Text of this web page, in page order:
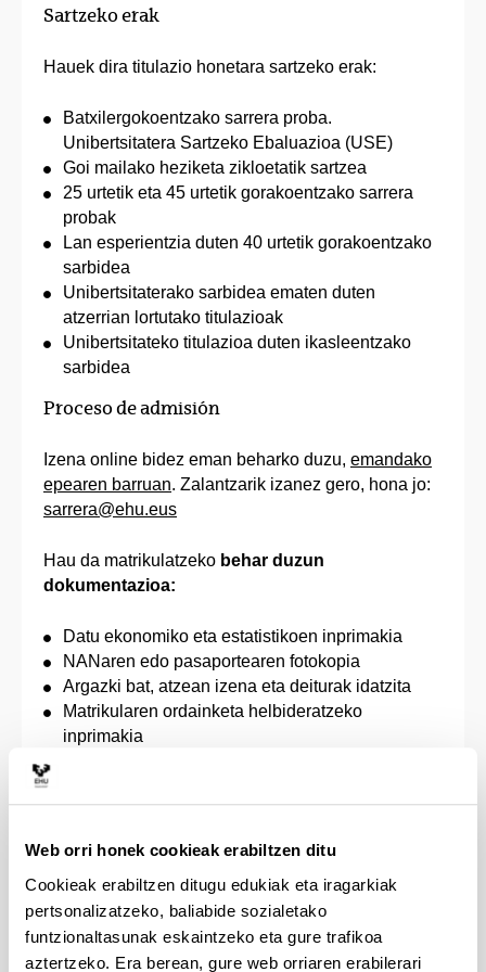
Web orri honek cookieak erabiltzen ditu
Cookieak erabiltzen ditugu edukiak eta iragarkiak
pertsonalizatzeko, baliabide sozialetako
funtzionaltasunak eskaintzeko eta gure trafikoa
aztertzeko. Era berean, gure web orriaren erabilerari
Sartzeko erak
Hauek dira titulazio honetara sartzeko erak:
Batxilergokoentzako sarrera proba.
Unibertsitatera Sartzeko Ebaluazioa (USE)
Goi mailako heziketa zikloetatik sartzea
25 urtetik eta 45 urtetik gorakoentzako sarrera
probak
Lan esperientzia duten 40 urtetik gorakoentzako
sarbidea
Unibertsitaterako sarbidea ematen duten
atzerrian lortutako titulazioak
Unibertsitateko titulazioa duten ikasleentzako
sarbidea
Proceso de admisión
Izena online bidez eman beharko duzu, emandako
epearen barruan. Zalantzarik izanez gero, hona jo:
sarrera@ehu.eus
Hau da matrikulatzeko behar duzun
dokumentazioa:
Datu ekonomiko eta estatistikoen inprimakia
NANaren edo pasaportearen fotokopia
Argazki bat, atzean izena eta deiturak idatzita
Matrikularen ordainketa helbideratzeko
inprimakia
ordaintzeko eskubidea egiaztatzen duen agiria,
ordaindu beharreko prezioak finkatzeko Eusko
Jaurlaritzak onartzen duen aginduaren arabera
(desgaituak, familia ugariak, terrorismoko
biktimak, genero indarkeriako biktimak edo
bestelako kasuak, Prezio Publikoen Aginduak